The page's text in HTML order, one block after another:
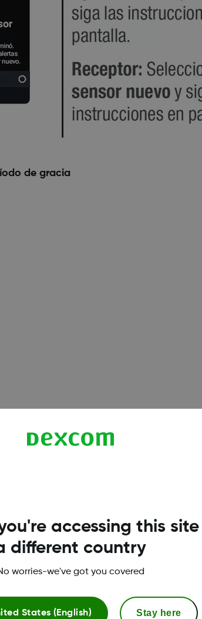
de gracia
a Conexiones > Sensor.
o
uno nuevo.
de la aplicación.
accessing this
different country
worries-we've got you covered
States (English) Stay here